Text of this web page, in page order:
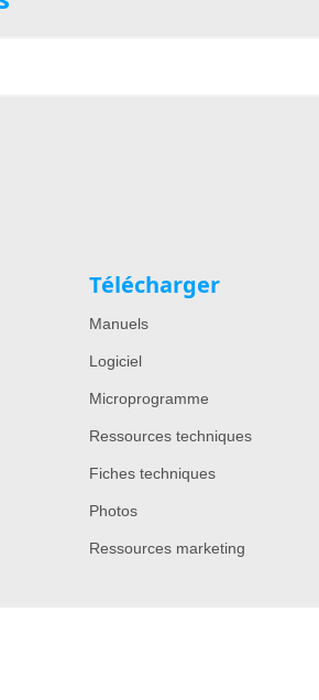
Télécharger
Manuels
Logiciel
Microprogramme
Ressources techniques
Fiches techniques
Photos
Ressources marketing